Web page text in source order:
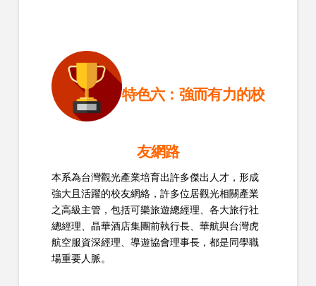
特色六：強而有力的校
友網路
本系為台灣觀光產業培育出許多傑出人才，形成
強大且活躍的校友網絡，許多位居觀光相關產業
之高級主管，包括可樂旅遊總經理、各大旅行社
總經理、晶華酒店集團前執行長、華航與台灣虎
航空服資深經理、導遊協會理事長，都是同學職
場重要人脈。